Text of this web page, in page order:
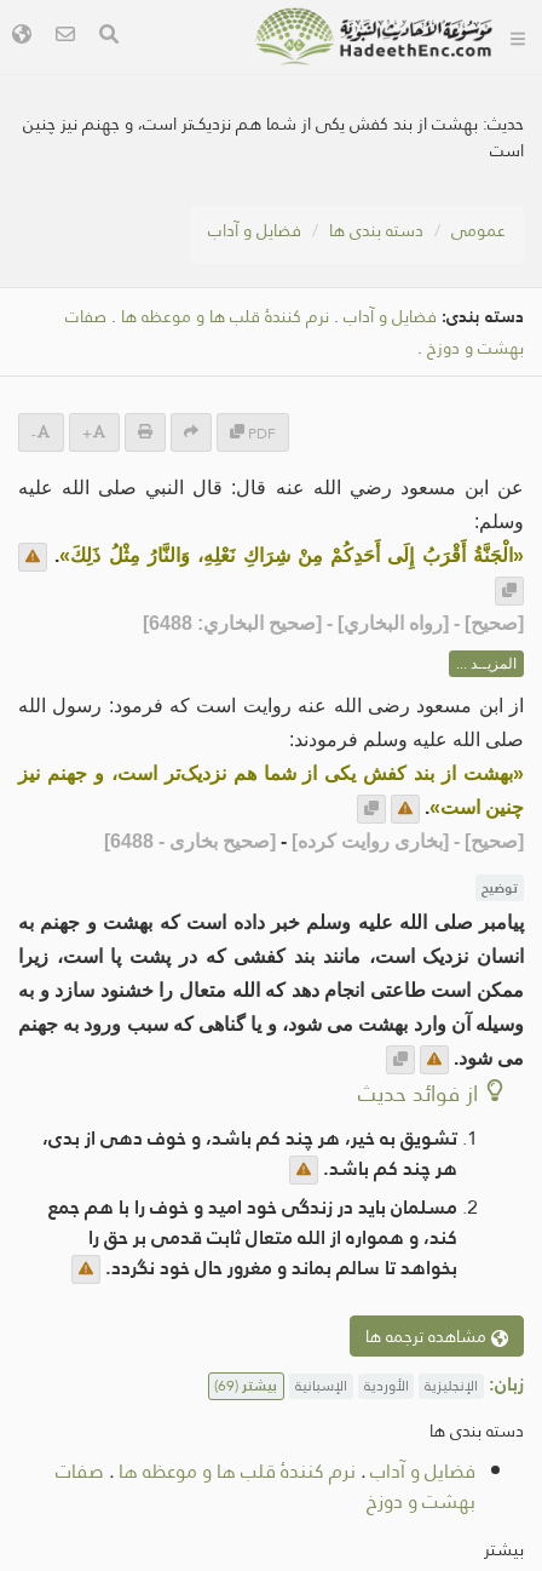
حديث:بهشت از بند کفش یکی از شما هم نزدیک‌تر است، و جهنم نیز چنین
است
عمومی دسته بندی ها فضایل و آداب
دسته بندی: فضایل و آداب . نرم کنندۀ قلب ها و موعظه ها . صفات
بهشت و دوزخ .
PDF
+
-
عن ابن مسعود رضي الله عنه قال: قال النبي صلى الله عليه
وسلم:
«الْجَنَّةُ أَقْرَبُ إِلَى أَحَدِكُمْ مِنْ شِرَاكِ نَعْلِهِ، وَالنَّارُ مِثْلُ ذَلِكَ».
[صحيح] - [رواه البخاري] - [صحيح البخاري: 6488]
المزيــد ...
از ابن مسعود رضی الله عنه روایت است که فرمود: رسول الله
صلی الله علیه وسلم فرمودند:
«بهشت از بند کفش یکی از شما هم نزدیک‌تر است، و جهنم نیز
چنین است».
[صحیح] - [بخاری روایت کرده] - [صحیح بخاری - 6488]
توضیح
پیامبر صلی الله علیه وسلم خبر داده است که بهشت ​​و جهنم به
انسان نزدیک است، مانند بند کفشی که در پشت پا است، زیرا
ممکن است طاعتی انجام دهد که الله متعال را خشنود سازد و به
وسیله آن وارد بهشت ​​می شود، و یا گناهی که سبب ورود به جهنم
می شود.
از فوائد حدیث
تشویق به خیر، هر چند کم باشد، و خوف دهی از بدی،
هر چند کم باشد.
مسلمان باید در زندگی خود امید و خوف را با هم جمع
کند، و همواره از الله متعال ثابت قدمی بر حق را
بخواهد تا سالم بماند و مغرور حال خود نگردد.
مشاهده ترجمه ها
زبان: الإنجليزية الأوردية الإسبانية بیشتر(69)
دسته بندی ها
فضایل و آداب. نرم کنندۀ قلب ها و موعظه ها. صفات
بهشت و دوزخ
بیشتر